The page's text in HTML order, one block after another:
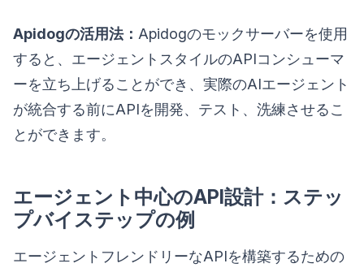
Apidogの活用法： Apidogのモックサーバーを使用
すると、エージェントスタイルのAPIコンシューマ
ーを立ち上げることができ、実際のAIエージェント
が統合する前にAPIを開発、テスト、洗練させるこ
とができます。
エージェント中心のAPI設計：ステッ
プバイステップの例
エージェントフレンドリーなAPIを構築するための